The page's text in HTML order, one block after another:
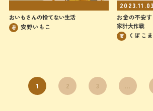
おいもさんの捨てない生活
著 安野いもこ
2023.11.03
お金の不安
家計大作戦
著 くぼこ
1 2 3 …